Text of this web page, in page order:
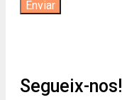
Segueix-nos!